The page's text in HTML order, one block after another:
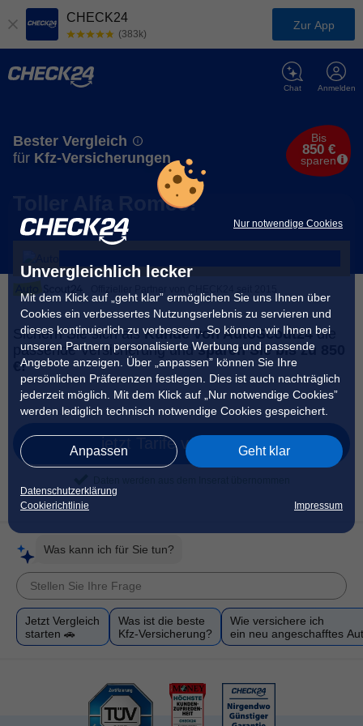
Nur notwendige Cookies
Unvergleichlich lecker
Mit dem Klick auf „geht klar” ermöglichen Sie uns Ihnen über
Cookies ein verbessertes Nutzungserlebnis zu servieren und
dieses kontinuierlich zu verbessern. So können wir Ihnen bei
unseren Partnern personalisierte Werbung und passende
Angebote anzeigen. Über „anpassen” können Sie Ihre
persönlichen Präferenzen festlegen. Dies ist auch nachträglich
jederzeit möglich. Mit dem Klick auf „Nur notwendige Cookies”
werden lediglich technisch notwendige Cookies gespeichert.
Anpassen Geht klar
Datenschutzerklärung
Cookierichtlinie
Impressum
CHECK24
(383k)
Zur App
Anmelden
Chat
Bester Vergleich
für Kfz-Versicherungen
Bis
850 €
sparen
Toller Alfa Romeo!
Sichern Sie sich alsKunde von AutoScout24 die
passende Versicherung undsparen Sie bis zu 850
€!
jetzt Tarife vergleichen
Was kann ich für Sie tun?
Jetzt Vergleich
starten 🚗
Was ist die beste
Kfz-Versicherung?
Wie versichere ich
ein neu angeschafftes